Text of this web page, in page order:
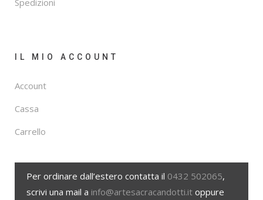
Spedizioni
IL MIO ACCOUNT
Account
Cassa
Carrello
Per ordinare dall’estero contatta il 0432 502065,
scrivi una mail a info@artesacracandotti.it oppure